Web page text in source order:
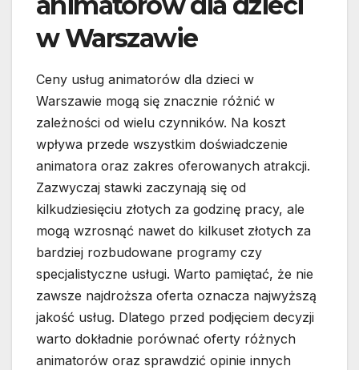
w Warszawie
Ceny usług animatorów dla dzieci w
Warszawie mogą się znacznie różnić w
zależności od wielu czynników. Na koszt
wpływa przede wszystkim doświadczenie
animatora oraz zakres oferowanych atrakcji.
Zazwyczaj stawki zaczynają się od
kilkudziesięciu złotych za godzinę pracy, ale
mogą wzrosnąć nawet do kilkuset złotych za
bardziej rozbudowane programy czy
specjalistyczne usługi. Warto pamiętać, że nie
zawsze najdroższa oferta oznacza najwyższą
jakość usług. Dlatego przed podjęciem decyzji
warto dokładnie porównać oferty różnych
animatorów oraz sprawdzić opinie innych